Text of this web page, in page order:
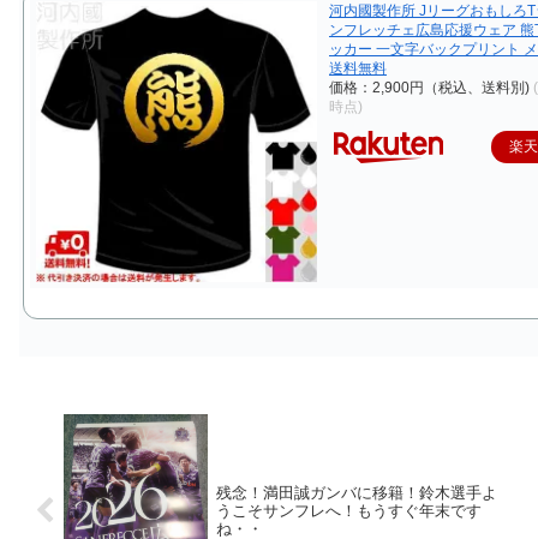
河内國製作所 Jリーグおもしろ
ンフレッチェ広島応援ウェア
ッカー 一文字バックプリント
送料無料
価格：2,900円（税込、送料別)
時点)
楽
残念！満田誠ガンバに移籍！鈴木選手よ
うこそサンフレへ！もうすぐ年末です
ね・・